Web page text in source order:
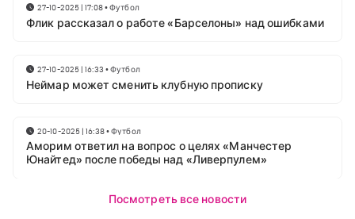
27-10-2025 | 17:08•Футбол
Флик рассказал о работе «Барселоны» над ошибками
27-10-2025 | 16:33 •Футбол
Неймар может сменить клубную прописку
20-10-2025 | 16:38•Футбол
Аморим ответил на вопрос о целях «Манчестер
Юнайтед» после победы над «Ливерпулем»
Посмотреть все новости